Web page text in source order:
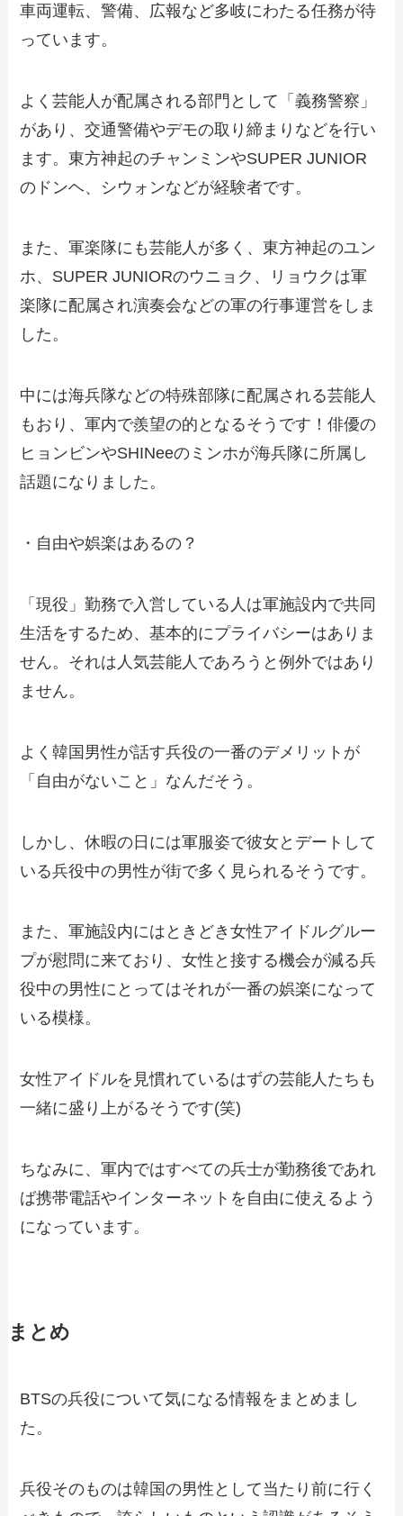
車両運転、警備、広報など多岐にわたる任務が待
っています。
よく芸能人が配属される部門として「義務警察」
があり、交通警備やデモの取り締まりなどを行い
ます。東方神起のチャンミンやSUPER JUNIOR
のドンヘ、シウォンなどが経験者です。
また、軍楽隊にも芸能人が多く、東方神起のユン
ホ、SUPER JUNIORのウニョク、リョウクは軍
楽隊に配属され演奏会などの軍の行事運営をしま
した。
中には海兵隊などの特殊部隊に配属される芸能人
もおり、軍内で羨望の的となるそうです！俳優の
ヒョンビンやSHINeeのミンホが海兵隊に所属し
話題になりました。
・自由や娯楽はあるの？
「現役」勤務で入営している人は軍施設内で共同
生活をするため、基本的にプライバシーはありま
せん。それは人気芸能人であろうと例外ではあり
ません。
よく韓国男性が話す兵役の一番のデメリットが
「自由がないこと」なんだそう。
しかし、休暇の日には軍服姿で彼女とデートして
いる兵役中の男性が街で多く見られるそうです。
また、軍施設内にはときどき女性アイドルグルー
プが慰問に来ており、女性と接する機会が減る兵
役中の男性にとってはそれが一番の娯楽になって
いる模様。
女性アイドルを見慣れているはずの芸能人たちも
一緒に盛り上がるそうです(笑)
ちなみに、軍内ではすべての兵士が勤務後であれ
ば携帯電話やインターネットを自由に使えるよう
になっています。
まとめ
BTSの兵役について気になる情報をまとめまし
た。
兵役そのものは韓国の男性として当たり前に行く